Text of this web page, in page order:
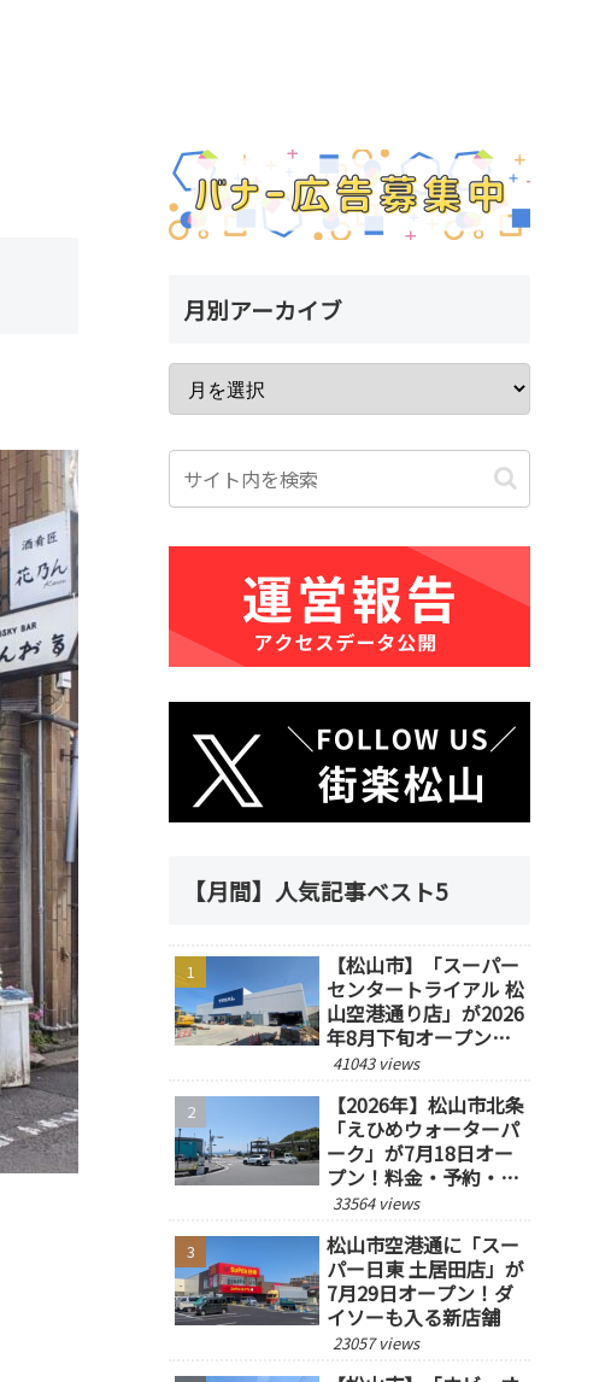
月別アーカイブ
【月間】人気記事ベスト5
【松山市】「スーパー
センタートライアル 松
山空港通り店」が2026
年8月下旬オープン予
定！
41043 views
【2026年】松山市北条
「えひめウォーターパ
ーク」が7月18日オー
プン！料金・予約・営
業時間を紹介
33564 views
松山市空港通に「スー
パー日東 土居田店」が
7月29日オープン！ダ
イソーも入る新店舗
23057 views